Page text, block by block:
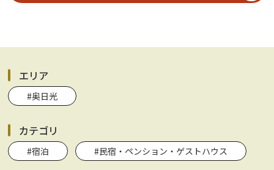
エリア
#奥日光
カテゴリ
#宿泊 #民宿・ペンション・ゲストハウス